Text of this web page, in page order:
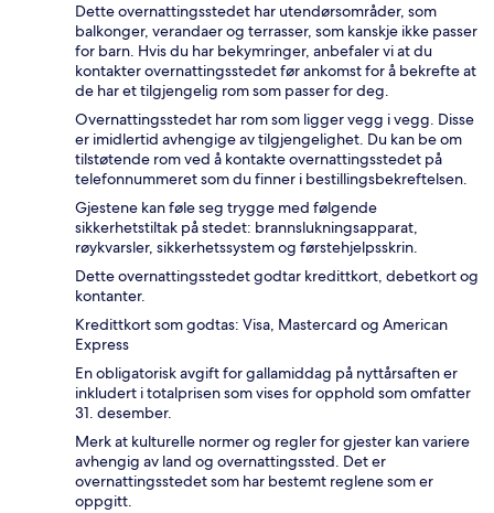
Dette overnattingsstedet har utendørsområder, som
balkonger, verandaer og terrasser, som kanskje ikke passer
for barn. Hvis du har bekymringer, anbefaler vi at du
kontakter overnattingsstedet før ankomst for å bekrefte at
de har et tilgjengelig rom som passer for deg.
Overnattingsstedet har rom som ligger vegg i vegg. Disse
er imidlertid avhengige av tilgjengelighet. Du kan be om
tilstøtende rom ved å kontakte overnattingsstedet på
telefonnummeret som du finner i bestillingsbekreftelsen.
Gjestene kan føle seg trygge med følgende
sikkerhetstiltak på stedet: brannslukningsapparat,
røykvarsler, sikkerhetssystem og førstehjelpsskrin.
Dette overnattingsstedet godtar kredittkort, debetkort og
kontanter.
Kredittkort som godtas: Visa, Mastercard og American
Express
En obligatorisk avgift for gallamiddag på nyttårsaften er
inkludert i totalprisen som vises for opphold som omfatter
31. desember.
Merk at kulturelle normer og regler for gjester kan variere
avhengig av land og overnattingssted. Det er
overnattingsstedet som har bestemt reglene som er
oppgitt.